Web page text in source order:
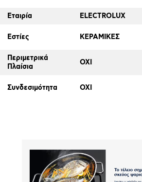
Εταιρία ELECTROLUX
Εστίες ΚΕΡΑΜΙΚΕΣ
Περιμετρικά
Πλαίσια
ΟΧΙ
Συνδεσιμότητα ΟΧΙ